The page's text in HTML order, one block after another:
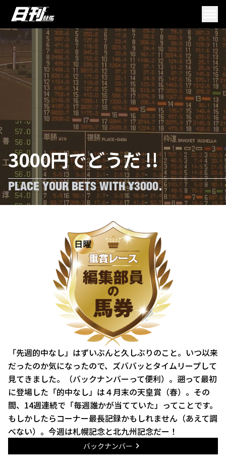
3000円でどうだ !!
PLACE YOUR BETS WITH ¥3000.
「先週的中なし」はずいぶんと久しぶりのこと。いつ以来
だったのか気になったので、ズババッとタイムリープして
見てきました。（バックナンバーって便利）。遡って最初
に登場した「的中なし」は４月末の天皇賞（春）。その
間、14週連続で「毎週誰かが当てていた」ってことです。
もしかしたらコーナー最長記録かもしれません（あえて調
べない）。今週は札幌記念と北九州記念だー！
バックナンバー